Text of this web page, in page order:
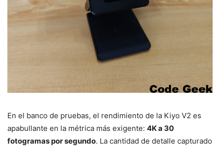
En el banco de pruebas, el rendimiento de la Kiyo V2 es
apabullante en la métrica más exigente: 4K a 30
fotogramas por segundo. La cantidad de detalle capturado